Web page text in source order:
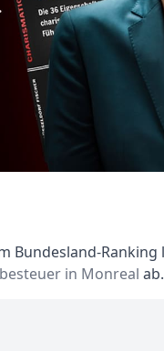
Bundesland-
in Monreal ab.